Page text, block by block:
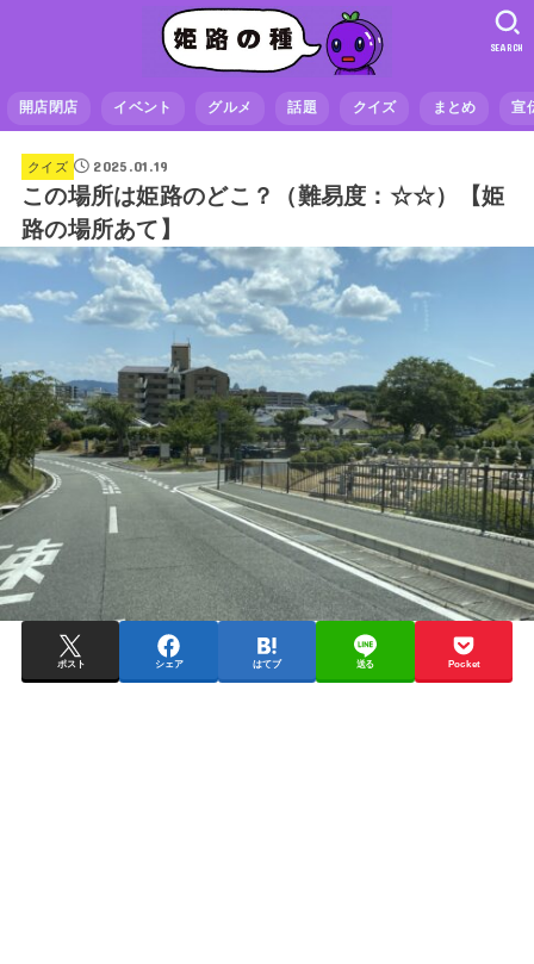
開店閉店 イベント グルメ 話題 クイズ まとめ 宣
SEARCH
クイズ 2025.01.19
この場所は姫路のどこ？（難易度：☆☆）【姫
路の場所あて】
ポスト シェア はてブ 送る Pocket